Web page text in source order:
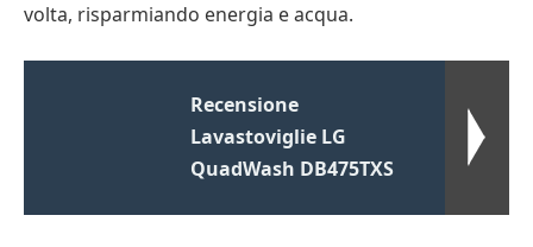
volta, risparmiando energia e acqua.
Recensione
Lavastoviglie LG
QuadWash DB475TXS